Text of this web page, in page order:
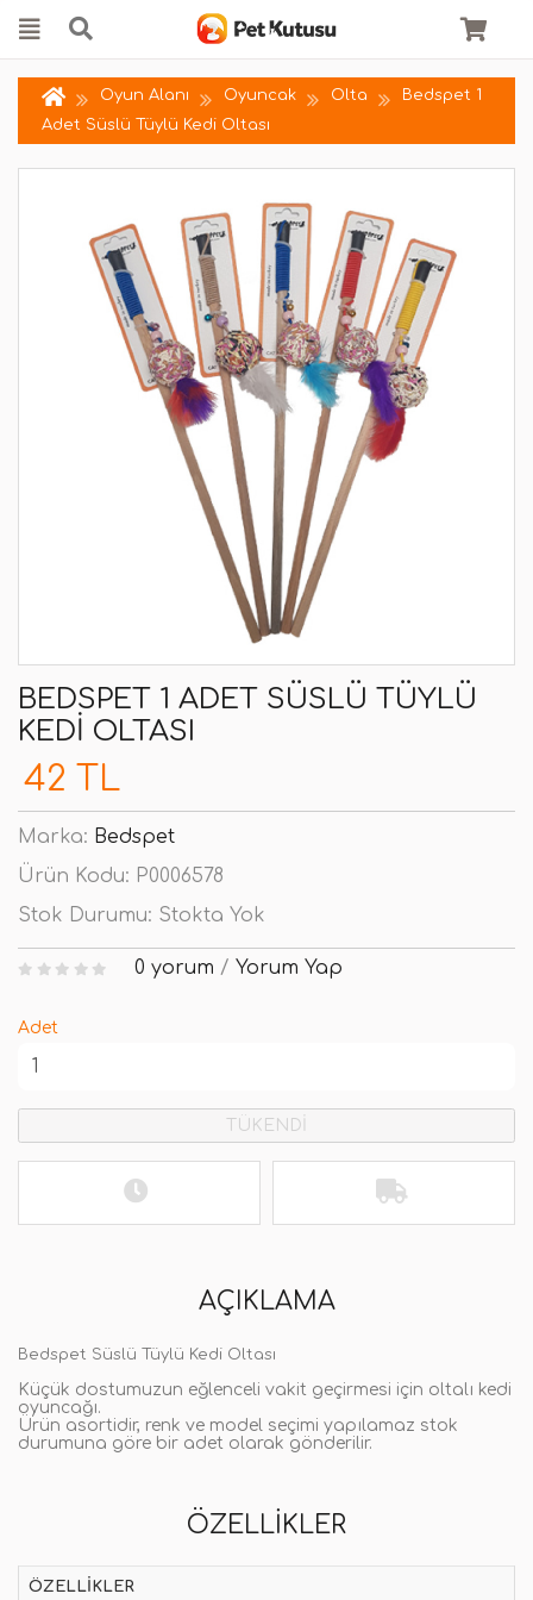
Oyun Alanı Oyuncak Olta
Bedspet 1
Adet Süslü Tüylü Kedi Oltası
BEDSPET 1 ADET SÜSLÜ TÜYLÜ
KEDI OLTASI
42 TL
Marka: Bedspet
Ürün Kodu: P0006578
Stok Durumu: Stokta Yok
0 yorum / Yorum Yap
Adet
TÜKENDİ
AÇIKLAMA
Bedspet Süslü Tüylü Kedi Oltası
Küçük dostumuzun eğlenceli vakit geçirmesi için oltalı kedi
oyuncağı.
Ürün asortidir, renk ve model seçimi yapılamaz stok
durumuna göre bir adet olarak gönderilir.
ÖZELLIKLER
ÖZELLIKLER